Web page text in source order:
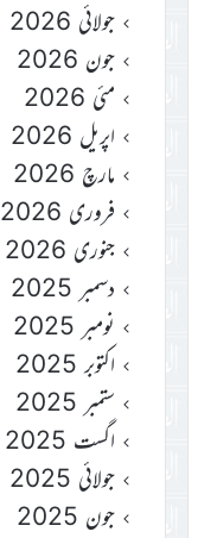
جولائی 2026
جون 2026
مئی 2026
اپریل 2026
مارچ 2026
فروری 2026
جنوری 2026
دسمبر 2025
نومبر 2025
اکتوبر 2025
ستمبر 2025
اگست 2025
جولائی 2025
جون 2025